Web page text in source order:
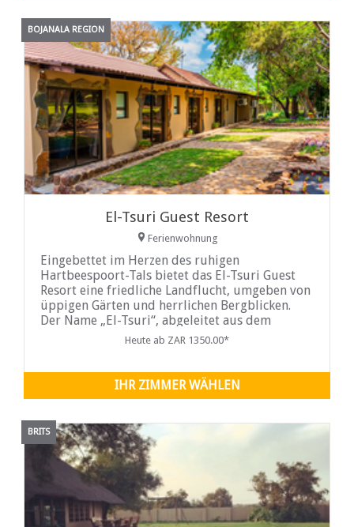
BOJANALA REGION
El-Tsuri Guest Resort
Ferienwohnung
Eingebettet im Herzen des ruhigen
Hartbeespoort-Tals bietet das El-Tsuri Guest
Resort eine friedliche Landflucht, umgeben von
üppigen Gärten und herrlichen Bergblicken.
Der Name „El-Tsuri“, abgeleitet aus dem
Hebräischen und bedeutend „Gott ist mein
die in der Natur Stille und Erneuerung suchen.
Heute ab ZAR 1350.00*
IHR ZIMMER WÄHLEN
BRITS